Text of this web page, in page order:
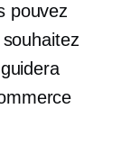
pouvez